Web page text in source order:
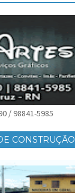
/ 98841-5985
CONSTRUÇÃO